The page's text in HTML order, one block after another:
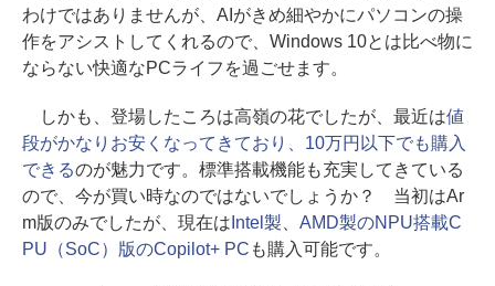
わけではありませんが、AIがきめ細やかにパソコンの操
作をアシストしてくれるので、Windows 10とは比べ物に
ならない快適なPCライフを過ごせます。
しかも、登場したころは高嶺の花でしたが、最近は値
段がかなりお安くなってきており、10万円以下でも購入
できるのが魅力です。標準搭載機能も充実してきている
ので、今が買い時なのではないでしょうか？ 当初はAr
m版のみでしたが、現在は Intel製
AMD製のNPU搭載C
PU（SoC）版のCopilot+ PC も購入可能です。